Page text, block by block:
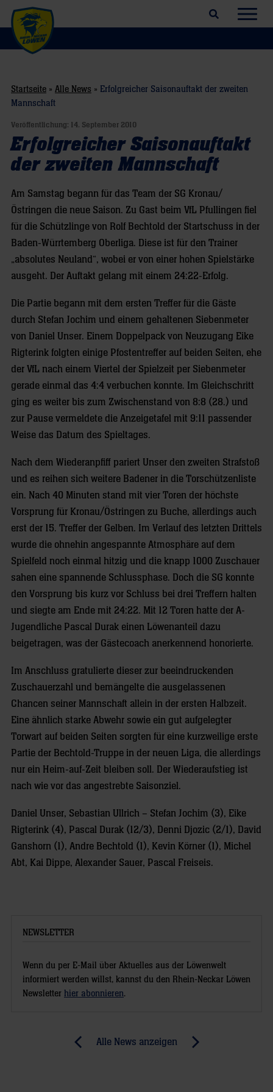
Suchfeld öffnen
Startseite » Alle News » Erfolgreicher Saisonauftakt der zweiten
Mannschaft
Veröffentlichung: 14. September 2010
Erfolgreicher Saisonauftakt
der zweiten Mannschaft
Am Samstag begann für das Team der SG Kronau/
Östringen die neue Saison. Zu Gast beim VfL Pfullingen fiel
für die Schützlinge von Rolf Bechtold der Startschuss in der
Baden-Würrtemberg Oberliga. Diese ist für den Trainer
„absolutes Neuland“, wobei er von einer hohen Spielstärke
ausgeht. Der Auftakt gelang mit einem 24:22-Erfolg.
Die Partie begann mit dem ersten Treffer für die Gäste
durch Stefan Jochim und einem gehaltenen Siebenmeter
von Daniel Unser. Einem Doppelpack von Neuzugang Eike
Rigterink folgten einige Pfostentreffer auf beiden Seiten, ehe
der VfL nach einem Viertel der Spielzeit per Siebenmeter
gerade einmal das 4:4 verbuchen konnte. Im Gleichschritt
ging es weiter bis zum Zwischenstand von 8:8 (28.) und
zur Pause vermeldete die Anzeigetafel mit 9:11 passender
Weise das Datum des Spieltages.
Nach dem Wiederanpfiff pariert Unser den zweiten Strafstoß
und es reihen sich weitere Badener in die Torschützenliste
ein. Nach 40 Minuten stand mit vier Toren der höchste
Vorsprung für Kronau/Östringen zu Buche, allerdings auch
erst der 15. Treffer der Gelben. Im Verlauf des letzten Drittels
wurde die ohnehin angespannte Atmosphäre auf dem
Spielfeld noch einmal hitzig und die knapp 1000 Zuschauer
sahen eine spannende Schlussphase. Doch die SG konnte
den Vorsprung bis kurz vor Schluss bei drei Treffern halten
und siegte am Ende mit 24:22. Mit 12 Toren hatte der A-
Jugendliche Pascal Durak einen Löwenanteil dazu
beigetragen, was der Gästecoach anerkennend honorierte.
Im Anschluss gratulierte dieser zur beeindruckenden
Zuschauerzahl und bemängelte die ausgelassenen
Chancen seiner Mannschaft allein in der ersten Halbzeit.
Eine ähnlich starke Abwehr sowie ein gut aufgelegter
Torwart auf beiden Seiten sorgten für eine kurzweilige erste
Partie der Bechtold-Truppe in der neuen Liga, die allerdings
nur ein Heim-auf-Zeit bleiben soll. Der Wiederaufstieg ist
nach wie vor das angestrebte Saisonziel.
Daniel Unser, Sebastian Ullrich – Stefan Jochim (3), Eike
Rigterink (4), Pascal Durak (12/3), Denni Djozic (2/1), David
Ganshorn (1), Andre Bechtold (1), Kevin Körner (1), Michel
Abt, Kai Dippe, Alexander Sauer, Pascal Freiseis.
NEWSLETTER
Wenn du per E-Mail über Aktuelles aus der Löwenwelt
informiert werden willst, kannst du den Rhein-Neckar Löwen
Newsletter hier abonnieren.
Alle News anzeigen